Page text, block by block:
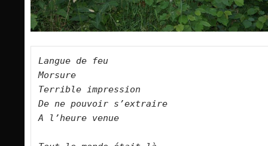
Langue de feu
Morsure
Terrible impression
De ne pouvoir s’extraire
A l’heure venue